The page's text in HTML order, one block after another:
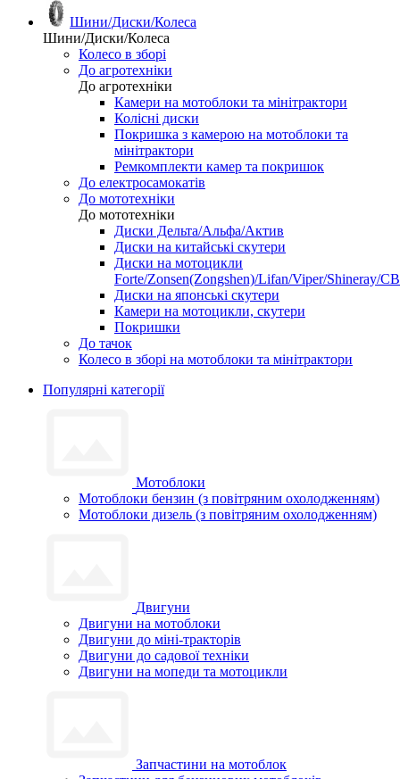
Шини/Диски/Колеса
Шини/Диски/Колеса
Колесо в зборі
До агротехніки
До агротехніки
Камери на мотоблоки та мінітрактори
Колісні диски
Покришка з камерою на мотоблоки та
мінітрактори
Ремкомплекти камер та покришок
До електросамокатів
До мототехніки
До мототехніки
Диски Дельта/Альфа/Актив
Диски на китайські скутери
Диски на мотоцикли
Forte/Zonsen(Zongshen)/Lifan/Viper/Shineray/CB
Диски на японські скутери
Камери на мотоцикли, скутери
Покришки
До тачок
Колесо в зборі на мотоблоки та мінітрактори
Популярні категорії
Мотоблоки
Мотоблоки бензин (з повітряним охолодженням)
Мотоблоки дизель (з повітряним охолодженням)
Двигуни
Двигуни на мотоблоки
Двигуни до міні-тракторів
Двигуни до садової техніки
Двигуни на мопеди та мотоцикли
Запчастини на мотоблок